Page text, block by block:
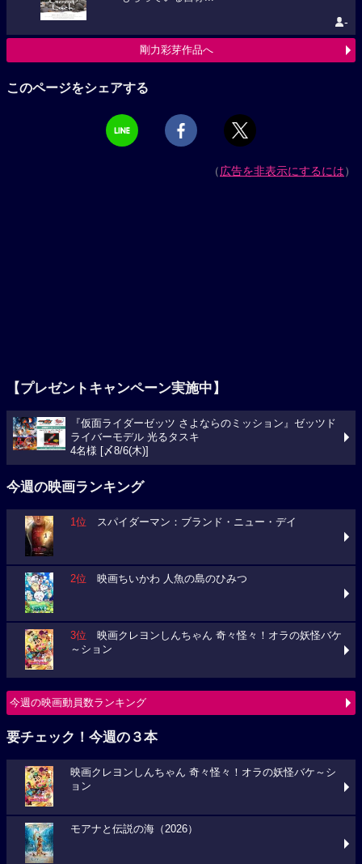
-
剛力彩芽作品へ
このページをシェアする
（広告を非表示にするには）
【プレゼントキャンペーン実施中】
『仮面ライダーゼッツ さよならのミッション』ゼッツド
ライバーモデル 光るタスキ
4名様 [〆8/6(木)]
今週の映画ランキング
1位 スパイダーマン：ブランド・ニュー・デイ
2位 映画ちいかわ 人魚の島のひみつ
3位 映画クレヨンしんちゃん 奇々怪々！オラの妖怪バケ
～ション
今週の映画動員数ランキング
要チェック！今週の３本
映画クレヨンしんちゃん 奇々怪々！オラの妖怪バケ～シ
ョン
モアナと伝説の海（2026）